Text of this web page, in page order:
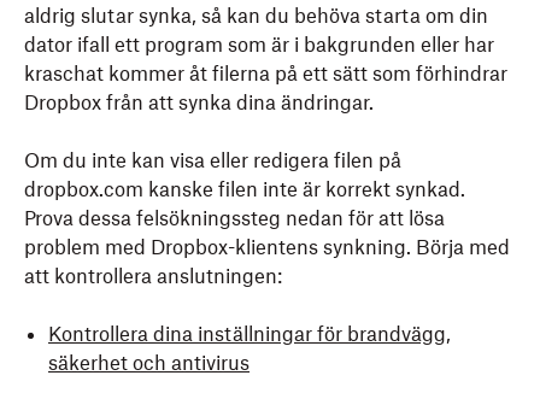
aldrig slutar synka, så kan du behöva starta om din
dator ifall ett program som är i bakgrunden eller har
kraschat kommer åt filerna på ett sätt som förhindrar
Dropbox från att synka dina ändringar.
Om du inte kan visa eller redigera filen på
dropbox.com kanske filen inte är korrekt synkad.
Prova dessa felsökningssteg nedan för att lösa
problem med Dropbox-klientens synkning. Börja med
att kontrollera anslutningen:
Kontrollera dina inställningar för brandvägg,
säkerhet och antivirus